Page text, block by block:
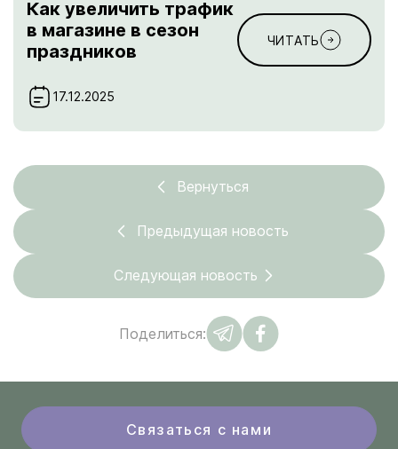
Как увеличить трафик
в магазине в сезон
праздников
17.12.2025
ЧИТАТЬ
Вернуться
Предыдущая новость
Следующая новость
Поделиться:
Связаться с нами